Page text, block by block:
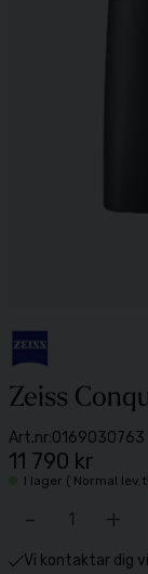
Zeiss
Art.nr:0169030763
11 790 kr
I lager ( Normal
- +
Vi kontaktar dig